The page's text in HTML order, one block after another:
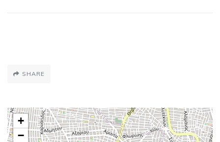
SHARE
+
−